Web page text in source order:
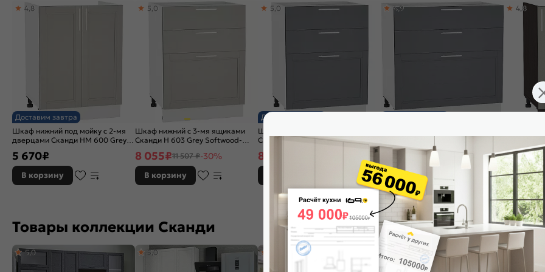
Назначение кухонного шкафа:
Под мойку, Для посуды
Доставим завтра
Шкаф нижний под мойку с 2-мя
дверцами Сканди НМ 600 Grey
4,8
5 670₽
В корзину
Шкаф нижний с 3-мя ящиками
Сканди Н 603 Grey Softwood-
5,0
8 055₽11 507 ₽-30%
В корзину
Доставим завтра
Шкаф нижний с 3-мя ящиками
Сканди Н 603 Graphite Softwood-
5,0
8 055
Белый
4,9
₽ 14 550 ₽ -30%
В корзину
Шкаф
дверцей
Softwood-
4,8
4 439₽
В
Товары коллекции Сканди
5,0 5,0 4,5